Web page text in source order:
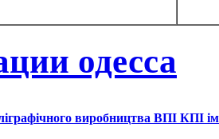
одесса
виробництва ВПІ КПІ